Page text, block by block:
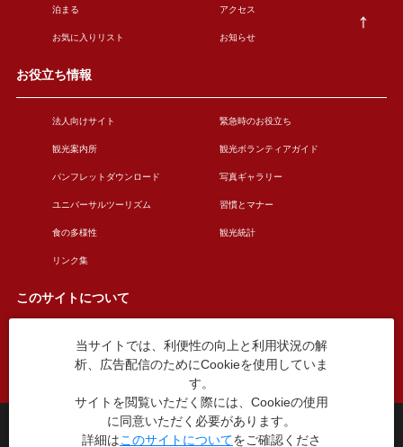
泊まる アクセス
お気に入りリスト お知らせ
お役立ち情報
法人向けサイト 緊急時のお役立ち
観光案内所 観光ボランティアガイド
パンフレットダウンロード 写真ギャラリー
ユニバーサルツーリズム 習慣とマナー
食の多様性 観光統計
リンク集
このサイトについて
このサイトについて 広告掲載について
お問い合わせ
台東区役所観光課
〒110-8615 東京都台東区東上野4丁目5番6号
当サイトでは、利便性の向上と利用状況の解
析、広告配信のためにCookieを使用していま
す。
サイトを閲覧いただく際には、Cookieの使用
に同意いただく必要があります。
詳細はこのサイトについてをご確認くださ